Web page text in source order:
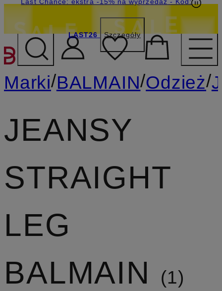
PRZEJDŹ DO GŁÓWNEJ
LAST26 Szczegóły
Marki/BALMAIN/Odzież/
JEANSY
STRAIGHT
LEG
BALMAIN
1